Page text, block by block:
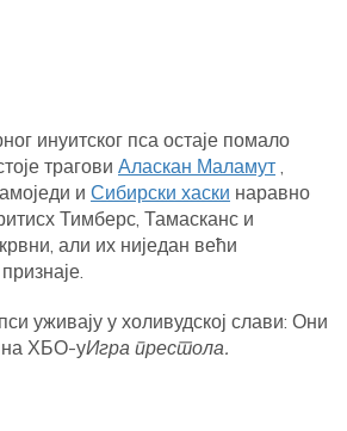
инуитског пса остаје помало
трагови Аласкан Маламут ,
и Сибирски хаски наравно
Тимберс, Тамасканс и
али их ниједан већи
уживају у холивудској слави: Они
на ХБО-уИгра престола.